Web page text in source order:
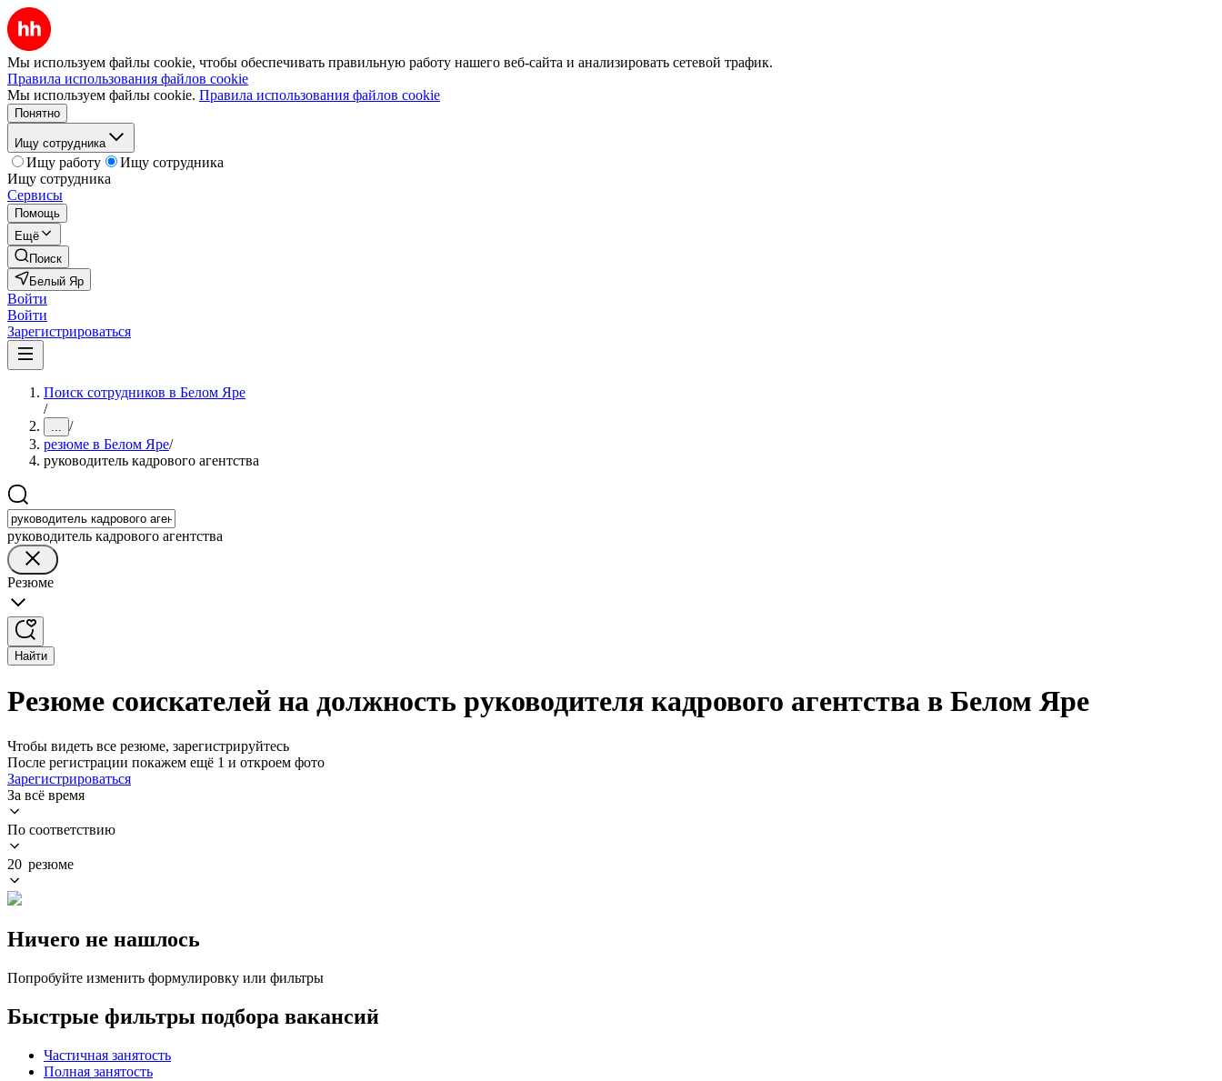
Мы используем файлы cookie, чтобы обеспечивать правильную работу нашего веб-сайта и анализировать сетевой трафик.
Правила использования файлов cookie
Мы используем файлы cookie. Правила использования файлов cookie
Понятно
Ищу сотрудника
Ищу работу
Ищу сотрудника
Ищу сотрудника
Сервисы
Помощь
Ещё
Поиск
Белый Яр
Войти
Войти
Зарегистрироваться
Поиск сотрудников в Белом Яре
/
... /
резюме в Белом Яре/
руководитель кадрового агентства
руководитель кадрового агентства
Резюме
Найти
Резюме соискателей на должность руководителя кадрового агентства в Белом Яре
Чтобы видеть все резюме, зарегистрируйтесь
После регистрации покажем ещё 1 и откроем фото
Зарегистрироваться
За всё время
По соответствию
20 резюме
Ничего не нашлось
Попробуйте изменить формулировку или фильтры
Быстрые фильтры подбора вакансий
Частичная занятость
Полная занятость